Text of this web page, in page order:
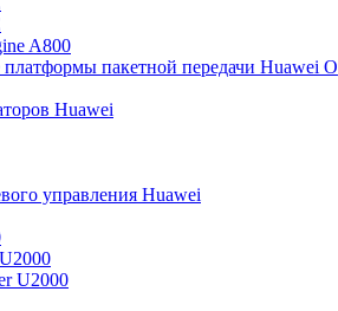
A800
пакетной передачи Huawei
Huawei
управления Huawei
U2000